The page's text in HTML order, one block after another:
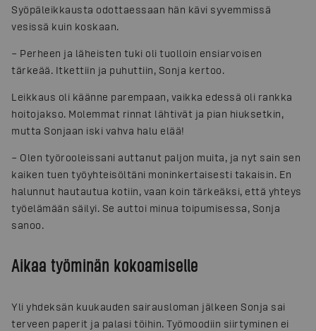
Syöpäleikkausta odottaessaan hän kävi syvemmissä
vesissä kuin koskaan.
– Perheen ja läheisten tuki oli tuolloin ensiarvoisen
tärkeää. Itkettiin ja puhuttiin, Sonja kertoo.
Leikkaus oli käänne parempaan, vaikka edessä oli rankka
hoitojakso. Molemmat rinnat lähtivät ja pian hiuksetkin,
mutta Sonjaan iski vahva halu elää!
– Olen työrooleissani auttanut paljon muita, ja nyt sain sen
kaiken tuen työyhteisöltäni moninkertaisesti takaisin. En
halunnut hautautua kotiin, vaan koin tärkeäksi, että yhteys
työelämään säilyi. Se auttoi minua toipumisessa, Sonja
sanoo.
Aikaa työminän kokoamiselle
Yli yhdeksän kuukauden sairausloman jälkeen Sonja sai
terveen paperit ja palasi töihin. Työmoodiin siirtyminen ei